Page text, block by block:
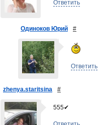
Ответить
Одиноков Юрий #
Ответить
zhenya.staritsina #
555✔